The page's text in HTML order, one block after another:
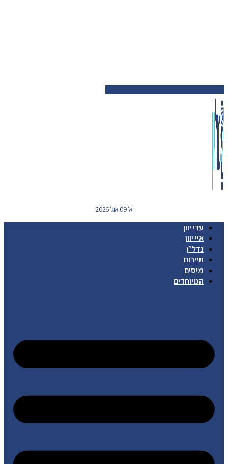
א' 09 אוג' 2026
ערי יוון
איי יוון
נדל״ן
תיירות
מיסים
המיוחדים